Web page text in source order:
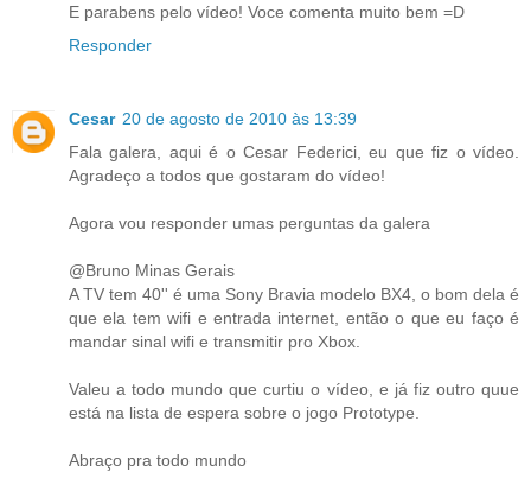
E parabens pelo vídeo! Voce comenta muito bem =D
Responder
Cesar 20 de agosto de 2010 às 13:39
Fala galera, aqui é o Cesar Federici, eu que fiz o vídeo.
Agradeço a todos que gostaram do vídeo!
Agora vou responder umas perguntas da galera
@Bruno Minas Gerais
A TV tem 40'' é uma Sony Bravia modelo BX4, o bom dela é
que ela tem wifi e entrada internet, então o que eu faço é
mandar sinal wifi e transmitir pro Xbox.
Valeu a todo mundo que curtiu o vídeo, e já fiz outro quue
está na lista de espera sobre o jogo Prototype.
Abraço pra todo mundo